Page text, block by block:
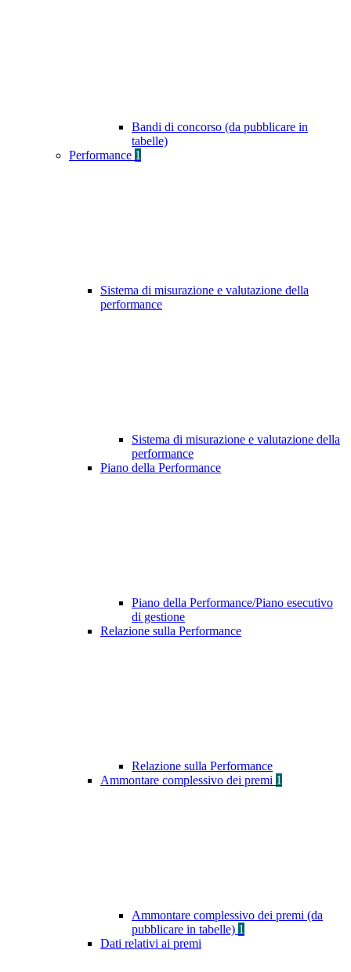
Bandi di concorso (da pubblicare in
tabelle)
Performance 1
Sistema di misurazione e valutazione della
performance
Sistema di misurazione e valutazione della
performance
Piano della Performance
Piano della Performance/Piano esecutivo
di gestione
Relazione sulla Performance
Relazione sulla Performance
Ammontare complessivo dei premi 1
Ammontare complessivo dei premi (da
pubblicare in tabelle) 1
Dati relativi ai premi